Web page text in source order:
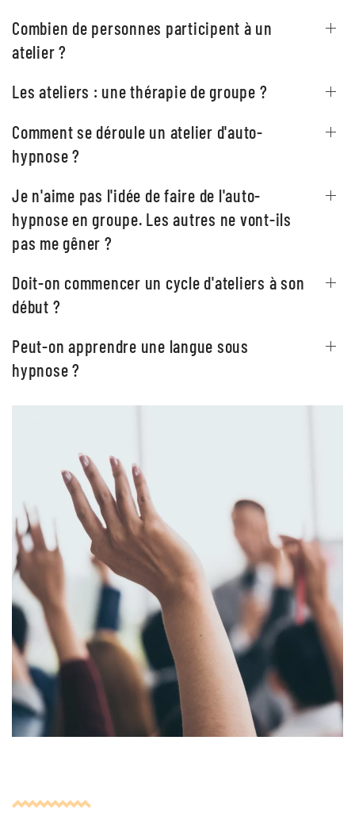
Combien de personnes participent à un
atelier ?
Les ateliers : une thérapie de groupe ?
Comment se déroule un atelier d'auto-
hypnose ?
Je n'aime pas l'idée de faire de l'auto-
hypnose en groupe. Les autres ne vont-ils
pas me gêner ?
Doit-on commencer un cycle d'ateliers à son
début ?
Peut-on apprendre une langue sous
hypnose ?